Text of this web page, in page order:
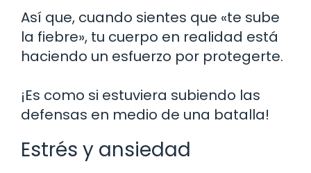
Así que, cuando sientes que «te sube
la fiebre», tu cuerpo en realidad está
haciendo un esfuerzo por protegerte.
¡Es como si estuviera subiendo las
defensas en medio de una batalla!
Estrés y ansiedad